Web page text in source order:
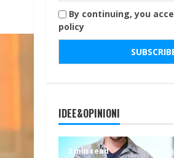
By continuing, you
policy
IDEE&OPINIONI
2 min read